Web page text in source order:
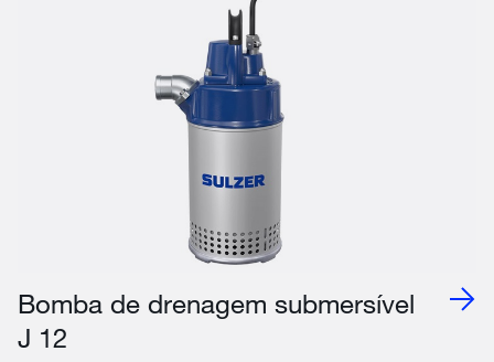
Bomba de drenagem submersível
J 12